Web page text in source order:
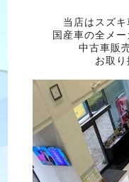
当店はスズキ
国産車の全メ
中古車販
お取り